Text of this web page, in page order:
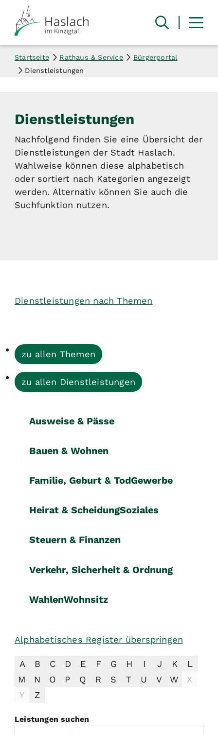
Startseite Rathaus & Service
Bürgerportal
Dienstleistungen
Dienstleistungen
Nachfolgend finden Sie eine Übersicht der
Dienstleistungen der Stadt Haslach.
Wahlweise können diese alphabetisch
oder sortiert nach Kategorien angezeigt
werden. Alternativ können Sie auch die
Suchfunktion nutzen.
zu allen Themen
zu allen Dienstleistungen
Dienstleistungen nach Themen
Ausweise & Pässe
Bauen & Wohnen
Familie, Geburt & TodGewerbe
Heirat & ScheidungSoziales
Steuern & Finanzen
Verkehr, Sicherheit & Ordnung
WahlenWohnsitz
Alphabetisches Register überspringen
A B C D E F G H I J K
L
M
N O P Q R S T U V W
X
Y
Z
Leistungen suchen